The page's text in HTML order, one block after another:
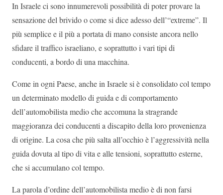
In Israele ci sono innumerevoli possibilità di poter provare la
sensazione del brivido o come si dice adesso dell’“extreme”. Il
più semplice e il più a portata di mano consiste ancora nello
sfidare il traffico israeliano, e soprattutto i vari tipi di
conducenti, a bordo di una macchina.
Come in ogni Paese, anche in Israele si è consolidato col tempo
un determinato modello di guida e di comportamento
dell’automobilista medio che accomuna la stragrande
maggioranza dei conducenti a discapito della loro provenienza
di origine. La cosa che più salta all’occhio è l’aggressività nella
guida dovuta al tipo di vita e alle tensioni, soprattutto esterne,
che si accumulano col tempo.
La parola d’ordine dell’automobilista medio è di non farsi